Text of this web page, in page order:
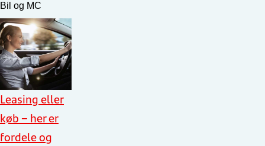
Bil og MC
Leasing eller
køb – her er
fordele og